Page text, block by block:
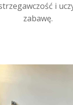
i
zabawę.